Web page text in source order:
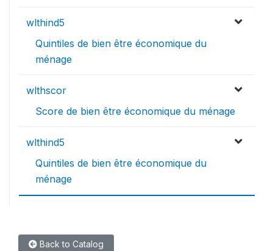
wlthind5
Quintiles de bien être économique du
ménage
wlthscor
Score de bien être économique du ménage
wlthind5
Quintiles de bien être économique du
ménage
Back to Catalog